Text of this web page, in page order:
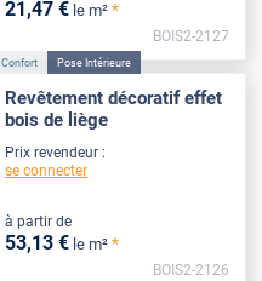
21,47 € le m² *
BOIS2-2127
Confort Pose Intérieure
Revêtement décoratif effet
bois de liège
Prix revendeur :
se connecter
à partir de
53,13 € le m² *
BOIS2-2126